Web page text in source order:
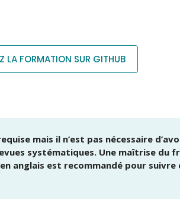
LA FORMATION SUR GITHUB
mais il n’est pas nécessaire
systématiques. Une maîtrise du
anglais est recommandé pour suivre